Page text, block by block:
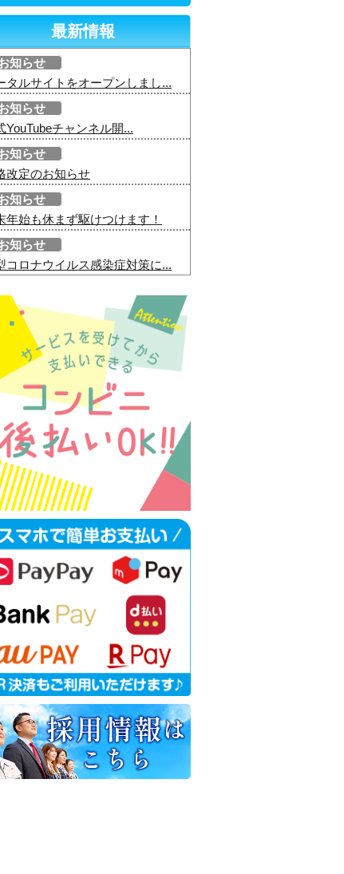
最新情報
知らせ
タルサイトをオープンしまし...
知らせ
YouTubeチャンネル開...
知らせ
改定のお知らせ
知らせ
年始も休まず駆けつけます！
知らせ
コロナウイルス感染症対策に...